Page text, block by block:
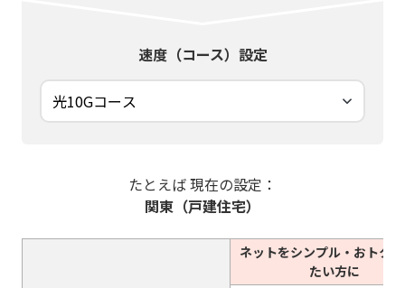
速度（コース）設定
たとえば 現在の設定：
関東（戸建住宅）
ネットをシンプル・おトク
たい方に